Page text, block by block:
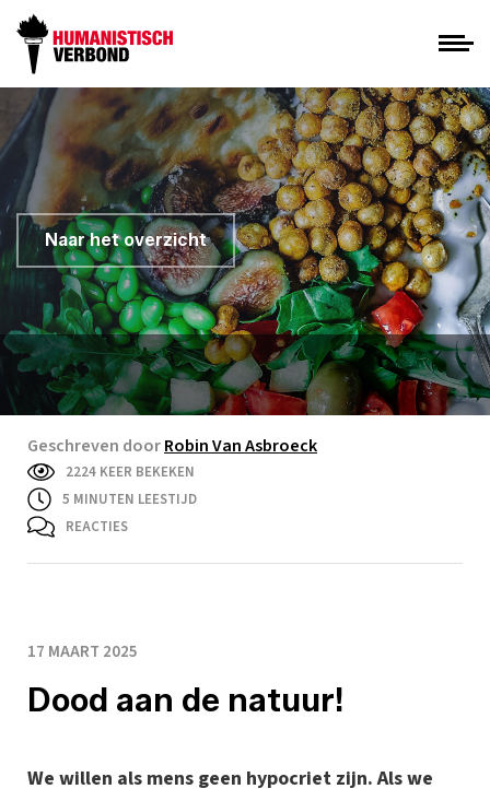
Naar het overzicht
Geschreven doorRobin Van Asbroeck
2224 KEER BEKEKEN
5 MINUTEN LEESTIJD
REACTIES
17 MAART 2025
Dood aan de natuur!
We willen als mens geen hypocriet zijn. Als we